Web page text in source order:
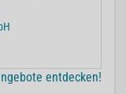
entdecken!